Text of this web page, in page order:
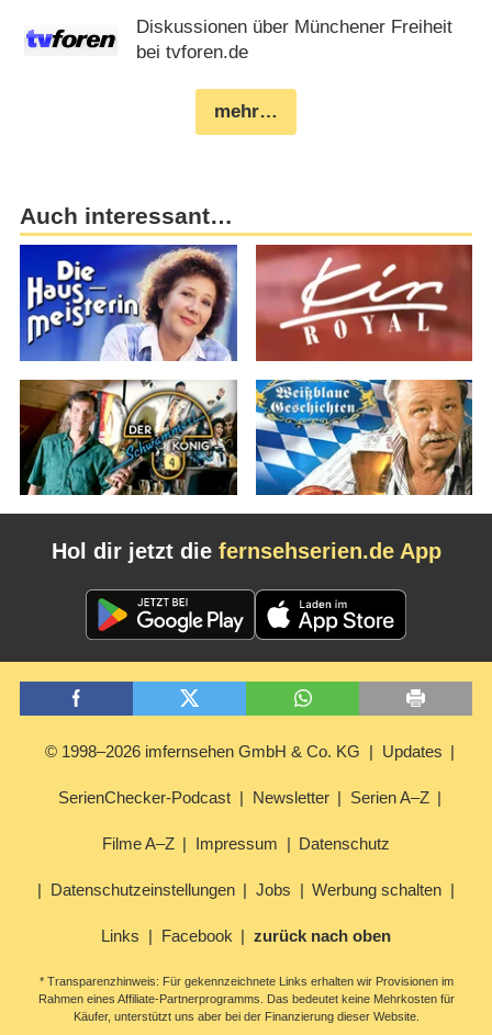
Diskussionen über Münchener Freiheit
bei tvforen.de
mehr…
Auch interessant…
Hol dir jetzt die fernsehserien.de App
© 1998–2026 imfernsehen GmbH & Co. KG Updates
SerienChecker-Podcast Newsletter Serien A–Z
Filme A–Z Impressum Datenschutz
Datenschutzeinstellungen Jobs Werbung schalten
Links Facebook zurück nach oben
* Transparenzhinweis: Für gekennzeichnete Links erhalten wir Provisionen im
Rahmen eines Affiliate-Partnerprogramms. Das bedeutet keine Mehrkosten für
Käufer, unterstützt uns aber bei der Finanzierung dieser Website.